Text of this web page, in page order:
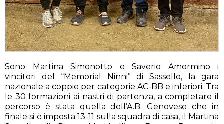
Sono Martina Simonotto e Saverio Amormino i
vincitori del “Memorial Ninni” di Sassello, la gara
nazionale a coppie per categorie AC-BB e inferiori. Tra
le 30 formazioni ai nastri di partenza, a completare il
percorso è stata quella dell’A.B. Genovese che in
finale si è imposta 13-11 sulla squadra di casa, il Martina